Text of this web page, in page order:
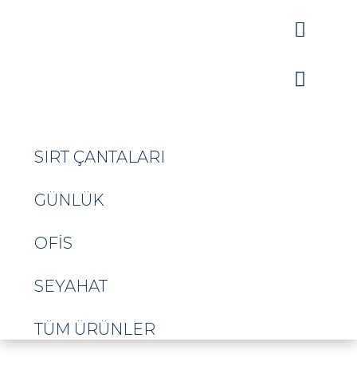


SIRT ÇANTALARI
GÜNLÜK
OFIS
SEYAHAT
TÜM ÜRÜNLER